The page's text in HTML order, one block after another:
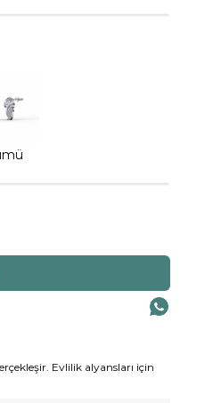
Evlilik alyansları için